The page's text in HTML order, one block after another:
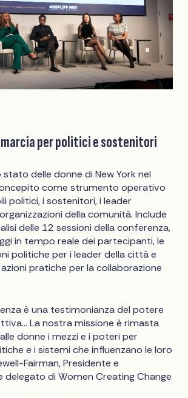
per politici e sostenitori
delle donne di New York nel
come strumento operativo
politici, i sostenitori, i leader
della comunità. Include
delle 12 sessioni della conferenza,
in tempo reale dei partecipanti, le
politiche per i leader della città e
pratiche per la collaborazione
è una testimonianza del potere
La nostra missione è rimasta
donne i mezzi e i poteri per
e i sistemi che influenzano le loro
Fairman, Presidente e
di Women Creating Change